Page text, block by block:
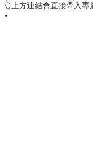
👆上方連結會直接帶入
•